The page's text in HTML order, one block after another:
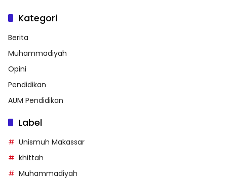
Kategori
Berita
Muhammadiyah
Opini
Pendidikan
AUM Pendidikan
Label
Unismuh Makassar
khittah
Muhammadiyah